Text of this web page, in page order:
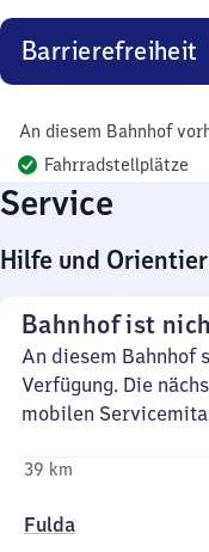
Barrierefreiheit
An diesem Bahnhof
Fahrradstellplätze
Service
Hilfe und
Bahnhof ist
An diesem Bahnhof
Verfügung. Die
mobilen
39 km
Fulda